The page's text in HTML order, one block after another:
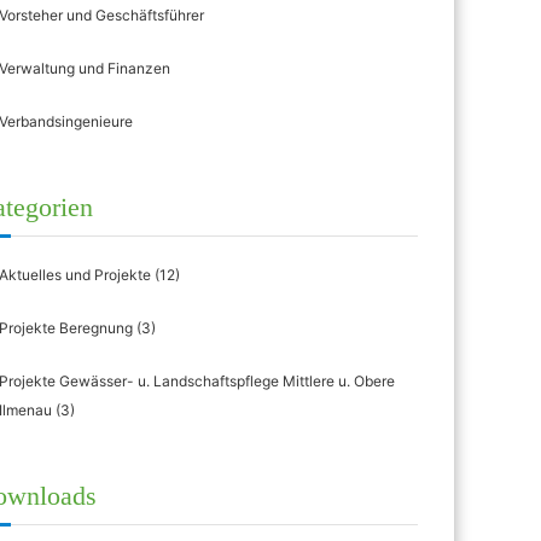
und Geschäftsführer
und Finanzen
und Projekte(12)
Beregnung(3)
Gewässer- u. Landschaftspflege Mittlere u. Obere
(3)